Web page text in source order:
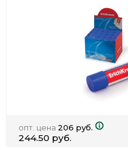
опт. цена 206 руб.
244.50 руб.